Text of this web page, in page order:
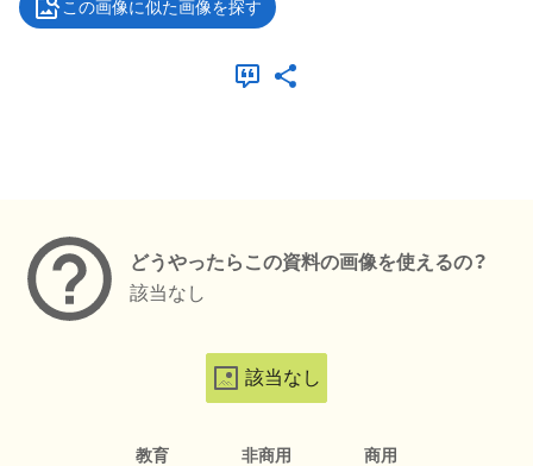
この画像に似た画像を探す
どうやったらこの資料の画像を使えるの？
該当なし
該当なし
教育 非商用 商用